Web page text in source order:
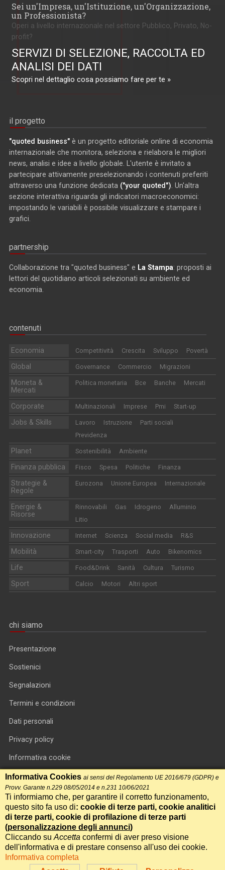
Sei un'Impresa, un'Istituzione, un'Organizzazione,
un Professionista?
Operi a livello internazionale nel settore Pubblico, Privato, No-
profit?
SERVIZI DI SELEZIONE, RACCOLTA ED
ANALISI DEI DATI
Scopri nel dettaglio cosa possiamo fare per te »
il progetto
"quoted business" è un progetto editoriale online di economia
internazionale che monitora, seleziona e rielabora le migliori
news, analisi e idee a livello globale. L'utente è invitato a
partecipare attivamente preselezionando i contenuti preferiti
attraverso una funzione dedicata ("your quoted") . Un'altra
sezione interattiva riguarda gli indicatori macroeconomici:
impostando le variabili è possibile visualizzare e stampare i
grafici.
partnership
Collaborazione tra "quoted business" e La Stampa: proposti ai
lettori del quotidiano articoli selezionati su ambiente ed
economia.
contenuti
Economia Competitività Crescita Sviluppo Povertà
Global Governance Commercio Migrazioni
Moneta &
Mercati
Politica monetaria Bce Banche Mercati
Corporate Multinazionali Imprese Pmi Start-up
Jobs & Skills Lavoro Istruzione
Parti sociali
Previdenza
Planet Sostenibilità Ambiente
Finanza pubblica Fisco Spesa Politiche Finanza
Strategie &
Regole
Eurozona Unione Europea Internazionale
Energie &
Risorse
Rinnovabili Gas Idrogeno
Alluminio
Litio
Innovazione Internet Scienza Social media R&S
Mobilità Smart-city Trasporti Auto Bikenomics
Life Food&Drink Sanità Cultura Turismo
Sport Calcio Motori Altri sport
chi siamo
Presentazione
Sostienici
Segnalazioni
Termini e condizioni
Dati personali
Privacy policy
Informativa cookie
RSS feed
RSS Top News
Contatti
International Communication S.r.l. • P.IVA 14478081004 • Testata
giornalistica n.191, reg. Tribunale di Roma del 14/12/2017
Informativa Cookies ai sensi del Regolamento UE 2016/679 (GDPR) e
Provv. Garante n.229 08/05/2014 e n.231 10/06/2021
Ti informiamo che, per garantire il corretto funzionamento,
questo sito fa uso di: cookie di terze parti, cookie analitici
di terze parti, cookie di profilazione di terze parti
(personalizzazione degli annunci)
Cliccando su Accetta confermi di aver preso visione
dell'informativa e di prestare consenso all'uso dei cookie.
Informativa completa